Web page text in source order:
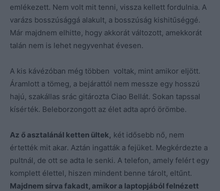
emlékezett. Nem volt mit tenni, vissza kellett fordulnia. A
varázs bosszúsággá alakult, a bosszúság kishitűséggé.
Már majdnem elhitte, hogy akkorát változott, amekkorát
talán nem is lehet negyvenhat évesen.
A kis kávézóban még többen voltak, mint amikor eljött.
Áramlott a tömeg, a bejárattól nem messze egy hosszú
hajú, szakállas srác gitározta Ciao Bellát. Sokan tapssal
kísérték. Beleborzongott az élet adta apró örömbe.
Az ő asztalánál ketten ültek, két idősebb nő, nem
értették mit akar. Aztán ingatták a fejüket. Megkérdezte a
pultnál, de ott se adta le senki. A telefon, amely felért egy
komplett élettel, hiszen mindent benne tárolt, eltűnt.
Majdnem sírva fakadt, amikor a laptopjából felnézett